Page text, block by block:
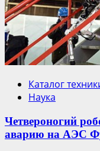
Каталог
Наука
Четвероногий
аварию на АЭС